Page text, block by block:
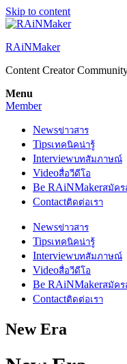
Skip to content
RAiNMaker
Content Creator
Menu
Member
Newsข่าวสาร
Tipsเทคนิคน่ารู้
Interviewบทสัมภาษณ์
Videoสื่อวีดีโอ
Be RAiNMakerสมัคร
Contactติดต่อเรา
Newsข่าวสาร
Tipsเทคนิคน่ารู้
Interviewบทสัมภาษณ์
Videoสื่อวีดีโอ
Be RAiNMakerสมัคร
Contactติดต่อเรา
New Era